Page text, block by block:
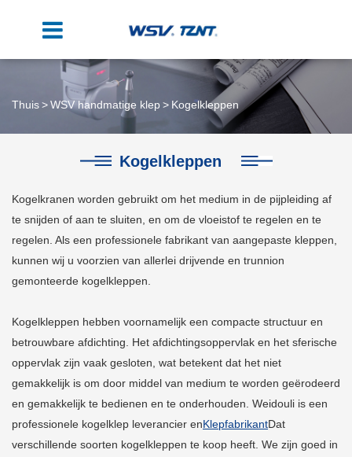
Thuis WSV handmatige klep Kogelkleppen
Kogelkleppen
Kogelkranen worden gebruikt om het medium in de pijpleiding af
te snijden of aan te sluiten, en om de vloeistof te regelen en te
regelen. Als een professionele fabrikant van aangepaste kleppen,
kunnen wij u voorzien van allerlei drijvende en trunnion
gemonteerde kogelkleppen.
Kogelkleppen hebben voornamelijk een compacte structuur en
betrouwbare afdichting. Het afdichtingsoppervlak en het sferische
oppervlak zijn vaak gesloten, wat betekent dat het niet
gemakkelijk is om door middel van medium te worden geërodeerd
en gemakkelijk te bedienen en te onderhouden. Weidouli is een
professionele kogelklep leverancier enKlepfabrikantDat
verschillende soorten kogelkleppen te koop heeft. We zijn goed in